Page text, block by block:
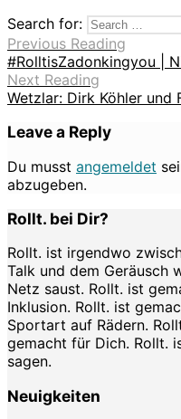
Search for:
Previous Reading
#RolltisZadonkingyou |
Next Reading
Wetzlar: Dirk Köhler und
Leave a Reply
Du musst angemeldet
abzugeben.
Rollt. bei Dir?
Rollt. ist irgendwo
Talk und dem Geräusch
Netz saust. Rollt. ist
Inklusion. Rollt. ist
Sportart auf Rädern.
gemacht für Dich. Rollt.
sagen.
Neuigkeiten